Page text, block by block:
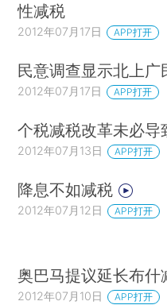
性减税
2012年07月17日 APP打开
民意调查显示北上
2012年07月17日 APP打开
个税减税改革未必导
2012年07月13日 APP打开
降息不如减税
2012年07月12日 APP打开
奥巴马提议延长布什
2012年07月10日 APP打开